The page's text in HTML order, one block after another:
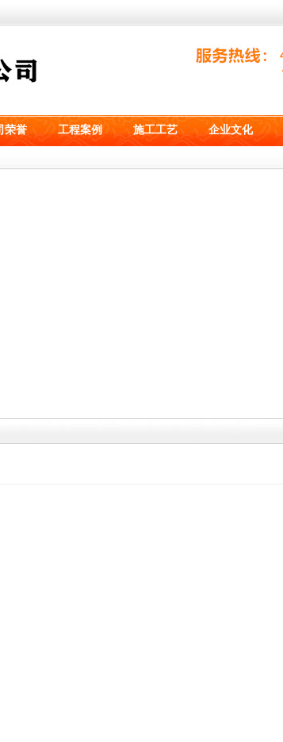
荣誉 工程案例 施工工艺 企业文化